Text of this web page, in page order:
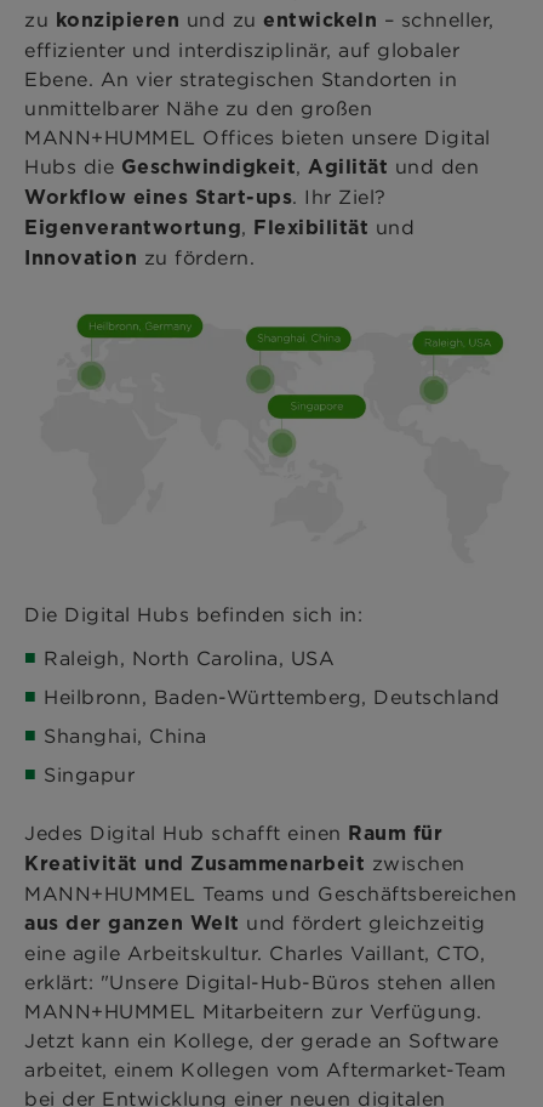
zu konzipieren und zu entwickeln – schneller,
effizienter und interdisziplinär, auf globaler
Ebene. An vier strategischen Standorten in
unmittelbarer Nähe zu den großen
MANN+HUMMEL Offices bieten unsere Digital
Hubs die Geschwindigkeit, Agilität und den
Workflow eines Start-ups. Ihr Ziel?
Eigenverantwortung, Flexibilität und
Innovation zu fördern.
Die Digital Hubs befinden sich in:
Raleigh, North Carolina, USA
Heilbronn, Baden-Württemberg, Deutschland
Shanghai, China
Singapur
Jedes Digital Hub schafft einen Raum für
Kreativität und Zusammenarbeit zwischen
MANN+HUMMEL Teams und Geschäftsbereichen
aus der ganzen Welt und fördert gleichzeitig
eine agile Arbeitskultur. Charles Vaillant, CTO,
erklärt: "Unsere Digital-Hub-Büros stehen allen
MANN+HUMMEL Mitarbeitern zur Verfügung.
Jetzt kann ein Kollege, der gerade an Software
arbeitet, einem Kollegen vom Aftermarket-Team
bei der Entwicklung einer neuen digitalen